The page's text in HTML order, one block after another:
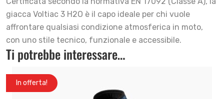
giacca Voltiac 3 H2O è il capo ideale per chi vuole
affrontare qualsiasi condizione atmosferica in moto,
con uno stile tecnico, funzionale e accessibile.
Ti potrebbe interessare…
In offerta!